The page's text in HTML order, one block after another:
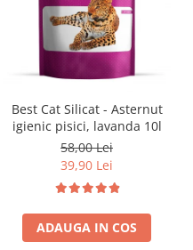
Best Cat Silicat - Asternut
igienic pisici, lavanda 10l
58,00 Lei
39,90 Lei
ADAUGA IN COS